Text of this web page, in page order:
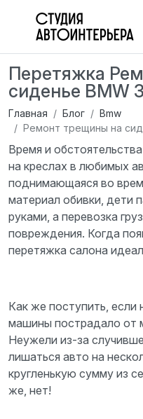
Перетяжка
сиденье BMW
Главная Блог
Bmw
Ремонт трещины на
Время и
на креслах в любимых
поднимающаяся во
материал обивки, дети
руками, а перевозка
повреждения. Когда
перетяжка салона
Как же поступить, если
машины пострадало от
Неужели из-за
лишаться авто на
кругленькую сумму из
же, нет!